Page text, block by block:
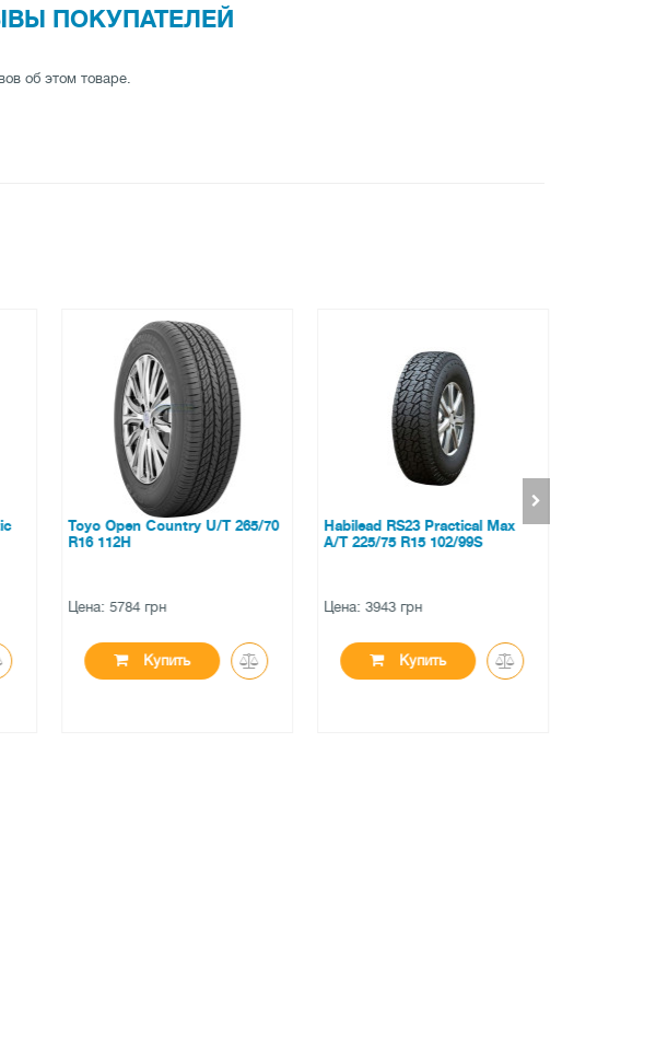
ПОКУПАТЕЛЕЙ
об этом товаре.
Toyo Open Country U/T 265/70
R16 112H
Цена: 5784 грн
Купить
Habilead RS23 Practical Max
A/T 225/75 R15 102/99S
Цена: 3943 грн
Купить